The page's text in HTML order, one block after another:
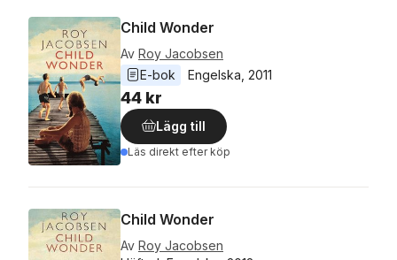
Child Wonder
Av Roy Jacobsen
E-bok
Engelska 2011
44 kr
Lägg till
Läs direkt efter köp
Child Wonder
Av Roy Jacobsen